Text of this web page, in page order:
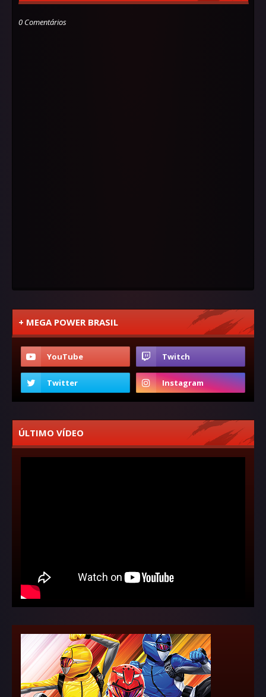
0 Comentários
+ MEGA POWER BRASIL
ÚLTIMO VÍDEO